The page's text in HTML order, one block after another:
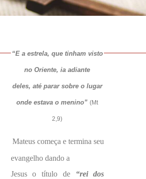
“E a estrela, que tinham visto
no Oriente, ia adiante
deles, até parar sobre o lugar
onde estava o menino”(Mt
2,9)
Mateus começa e termina seu
evangelho dando a
Jesus o título de “rei dos